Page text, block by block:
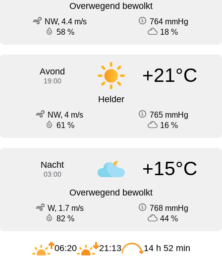
Overwegend bewolkt
NW, 4.4 m/s
764 mmHg
58 %
18 %
Avond
19:00 +21°C
Helder
NW, 4 m/s
765 mmHg
61 %
16 %
Nacht
03:00 +15°C
Overwegend bewolkt
W, 1.7 m/s
768 mmHg
82 %
44 %
06:20 21:13 14 h 52 min